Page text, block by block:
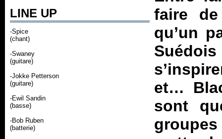
LINE UP
-Spice
(chant)
-Swaney
(guitare)
-Jokke Petterson
(guitare)
-Ewil Sandin
(basse)
-Bob Ruben
(batterie)
faire
qu’un
et…
sont